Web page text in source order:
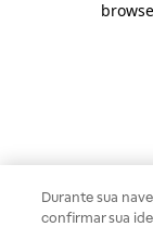
Durante sua
confirmar sua